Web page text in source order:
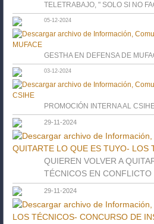
TELETRABAJO, " SOLO SI NO
05-12-2024
GESTHA EN DEFENSA DE
03-12-2024
PROMOCIÓN INTERNA AL
29-11-2024
QUIEREN VOLVER A
TÉCNICOS EN CONFLICTO
29-11-2024